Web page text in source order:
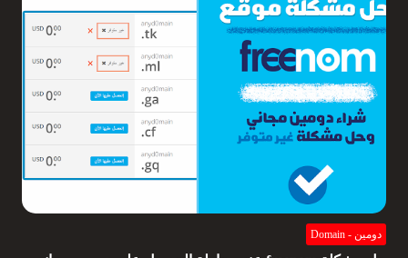
دومين - Domain